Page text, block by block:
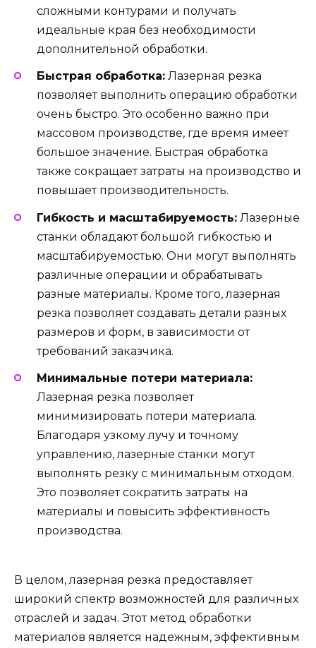
сложными контурами и получать
идеальные края без необходимости
дополнительной обработки.
Быстрая обработка: Лазерная резка
позволяет выполнить операцию обработки
очень быстро. Это особенно важно при
массовом производстве, где время имеет
большое значение. Быстрая обработка
также сокращает затраты на производство и
повышает производительность.
Гибкость и масштабируемость: Лазерные
станки обладают большой гибкостью и
масштабируемостью. Они могут выполнять
различные операции и обрабатывать
разные материалы. Кроме того, лазерная
резка позволяет создавать детали разных
размеров и форм, в зависимости от
требований заказчика.
Минимальные потери материала:
Лазерная резка позволяет
минимизировать потери материала.
Благодаря узкому лучу и точному
управлению, лазерные станки могут
выполнять резку с минимальным отходом.
Это позволяет сократить затраты на
материалы и повысить эффективность
производства.
В целом, лазерная резка предоставляет
широкий спектр возможностей для различных
отраслей и задач. Этот метод обработки
материалов является надежным, эффективным